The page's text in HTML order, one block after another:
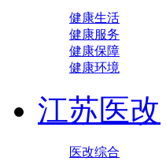
健康生活
健康服务
健康保障
健康环境
江苏医改
医改综合